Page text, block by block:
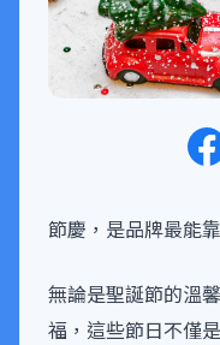
節慶，是品牌最能
無論是聖誕節的溫
福，這些節日不僅